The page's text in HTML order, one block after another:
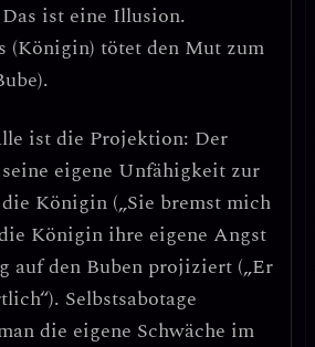
Das ist eine Illusion.
(Königin) tötet den Mut zum
ist die Projektion: Der
eigene Unfähigkeit zur
Königin („Sie bremst mich
Königin ihre eigene Angst
auf den Buben projiziert („Er
Selbstsabotage
die eigene Schwäche im